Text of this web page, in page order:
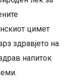
цимет
здравјето на
напиток